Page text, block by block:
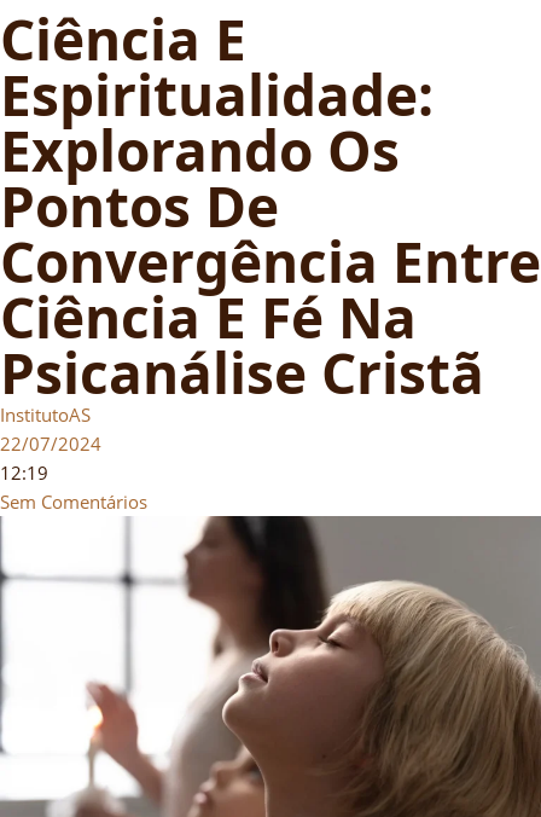
Ciência E
Espiritualidade:
Explorando Os
Pontos De
Convergência Entre
Ciência E Fé Na
Psicanálise Cristã
InstitutoAS
22/07/2024
12:19
Sem Comentários